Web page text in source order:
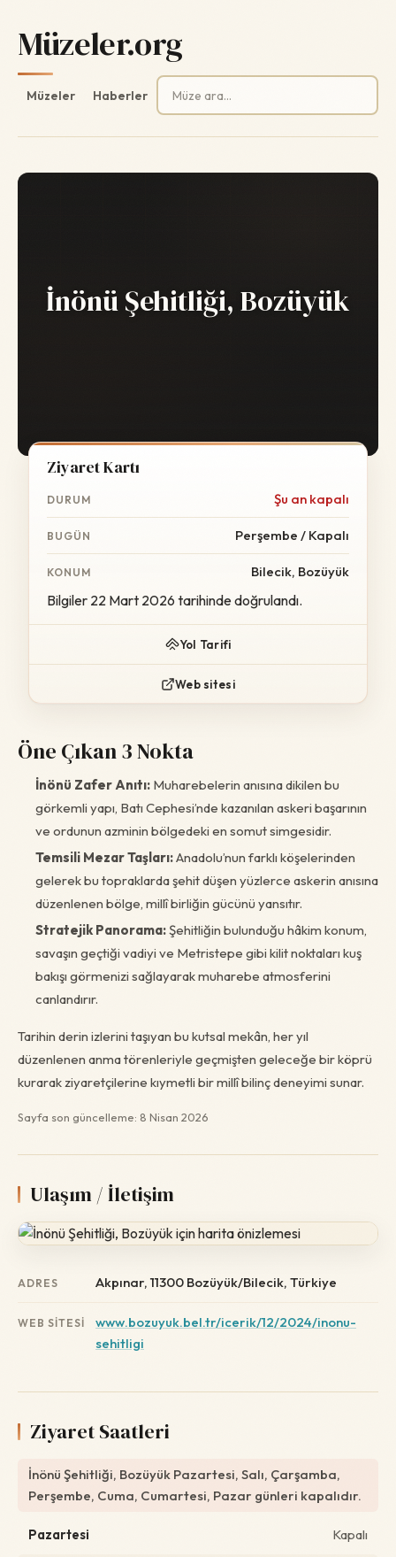
Müzeler.org
Müzeler Haberler
Arama:
İnönü Şehitliği, Bozüyük
Ziyaret Kartı
DURUM Şu an kapalı
BUGÜN Perşembe / Kapalı
KONUM Bilecik, Bozüyük
Bilgiler 22 Mart 2026 tarihinde doğrulandı.
Yol Tarifi
Web sitesi
Öne Çıkan 3 Nokta
İnönü Zafer Anıtı: Muharebelerin anısına dikilen bu
görkemli yapı, Batı Cephesi’nde kazanılan askeri başarının
ve ordunun azminin bölgedeki en somut simgesidir.
Temsili Mezar Taşları:Anadolu’nun farklı köşelerinden
gelerek bu topraklarda şehit düşen yüzlerce askerin anısına
düzenlenen bölge, millî birliğin gücünü yansıtır.
Stratejik Panorama:Şehitliğin bulunduğu hâkim konum,
savaşın geçtiği vadiyi ve Metristepe gibi kilit noktaları kuş
bakışı görmenizi sağlayarak muharebe atmosferini
canlandırır.
Tarihin derin izlerini taşıyan bu kutsal mekân, her yıl
düzenlenen anma törenleriyle geçmişten geleceğe bir köprü
kurarak ziyaretçilerine kıymetli bir millî bilinç deneyimi sunar.
Sayfa son güncelleme: 8 Nisan 2026
Ulaşım / İletişim
ADRES Akpınar, 11300 Bozüyük/Bilecik, Türkiye
WEB SITESI
www.bozuyuk.bel.tr/icerik/12/2024/inonu-
sehitligi
Ziyaret Saatleri
İnönü Şehitliği, Bozüyük Pazartesi, Salı, Çarşamba,
Perşembe, Cuma, Cumartesi, Pazar günleri kapalıdır.
Pazartesi Kapalı